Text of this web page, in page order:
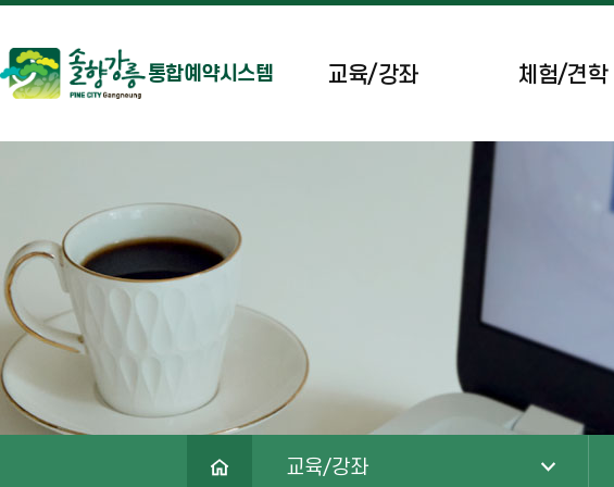
통합예약시스템 교육/강좌 체험/견학
교육/강좌